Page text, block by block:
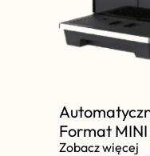
Format
Zobacz więcej